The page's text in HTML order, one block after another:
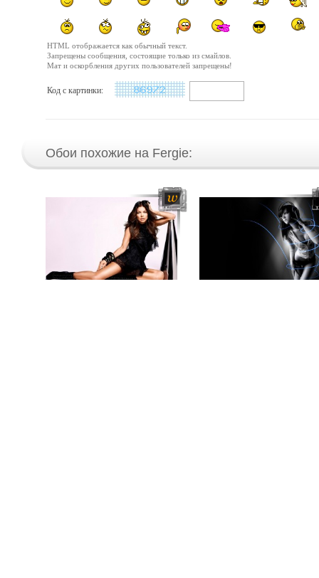
HTML отображается как обычный текст.
Запрещены сообщения, состоящие только из смайлов.
Мат и оскорбления других пользователей запрещены!
Код с картинки:
Обои похожие на Fergie: